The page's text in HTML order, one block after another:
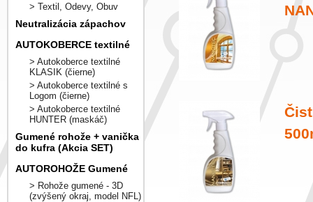
> Textil, Odevy, Obuv
Neutralizácia zápachov
AUTOKOBERCE textilné
> Autokoberce textilné
KLASIK (čierne)
> Autokoberce textilné s
Logom (čierne)
> Autokoberce textilné
HUNTER (maskáč)
Gumené rohože + vanička
do kufra (Akcia SET)
AUTOROHOŽE Gumené
> Rohože gumené - 3D
(zvýšený okraj, model NFL)